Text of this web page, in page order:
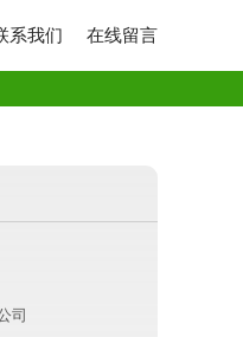
系我们 在线留言
司